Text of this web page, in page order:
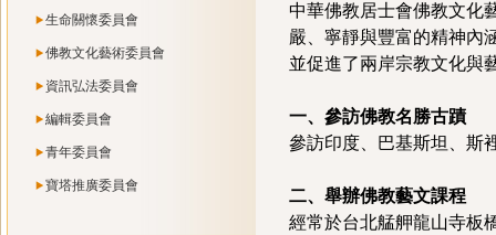
生命關懷委員會
佛教文化藝術委員會
資訊弘法委員會
編輯委員會
青年委員會
寶塔推廣委員會
中華佛教居士會佛教文化
嚴、寧靜與豐富的精神內
並促進了兩岸宗教文化與
一、參訪佛教名勝古蹟
參訪印度、巴基斯坦、斯
二、舉辦佛教藝文課程
經常於台北艋舺龍山寺板